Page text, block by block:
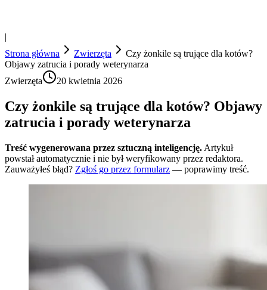
|
Strona główna
Zwierzęta
Czy żonkile są trujące dla kotów?
Objawy zatrucia i porady weterynarza
Zwierzęta
20 kwietnia 2026
Czy żonkile są trujące dla kotów? Objawy
zatrucia i porady weterynarza
Treść wygenerowana przez sztuczną inteligencję. Artykuł
powstał automatycznie i nie był weryfikowany przez redaktora.
Zauważyłeś błąd? Zgłoś go przez formularz — poprawimy treść.